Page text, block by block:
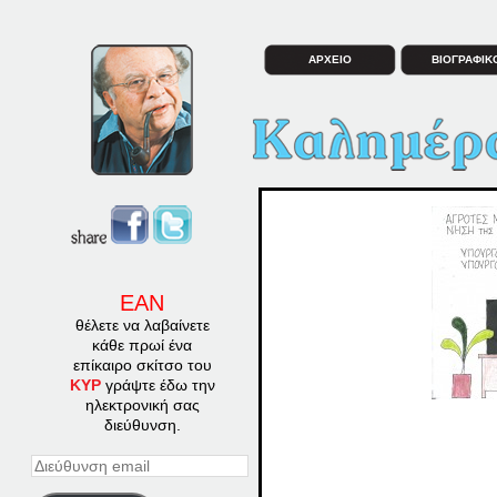
ΕΑΝ
θέλετε να λαβαίνετε
κάθε πρωί ένα
επίκαιρο σκίτσο του
ΚΥΡγράψτε έδω την
ηλεκτρονική σας
διεύθυνση.
Διεύθυνση
ΑΡΧΕΙΟ